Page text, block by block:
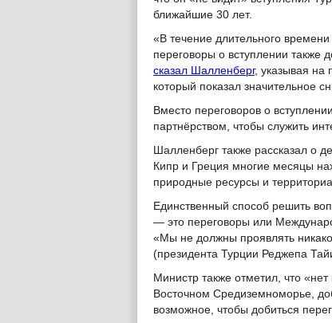
ближайшие 30 лет.
«В течение длительного
переговоры о вступлении
сказал Шалленберг, указывая на
который показал значительное
Вместо переговоров о
партнёрством, чтобы служить
Шалленберг также рассказал о
Кипр и Греция многие месяцы
природные ресурсы и
Единственный способ решить
— это переговоры или
«Мы не должны проявлять
(президента Турции Реджепа
Министр также отметил, что
Восточном Средиземноморье,
возможное, чтобы добиться